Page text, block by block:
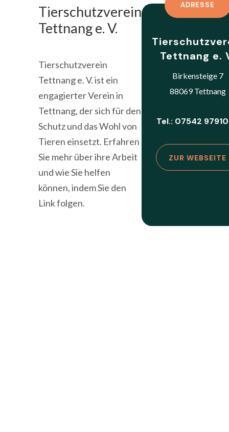
Tierschutzverein
Tettnang e. V.
Tierschutzverein
Tettnang e. V. ist ein
engagierter Verein in
Tettnang, der sich für den
Schutz und das Wohl von
Tieren einsetzt. Erfahren
Sie mehr über ihre Arbeit
und wie Sie helfen
können, indem Sie den
Link folgen.
ADRESSE
Tettnang e.
Birkensteige 7
88069 Tettnang
Tel.: 07542
ZUR WEBSEITE